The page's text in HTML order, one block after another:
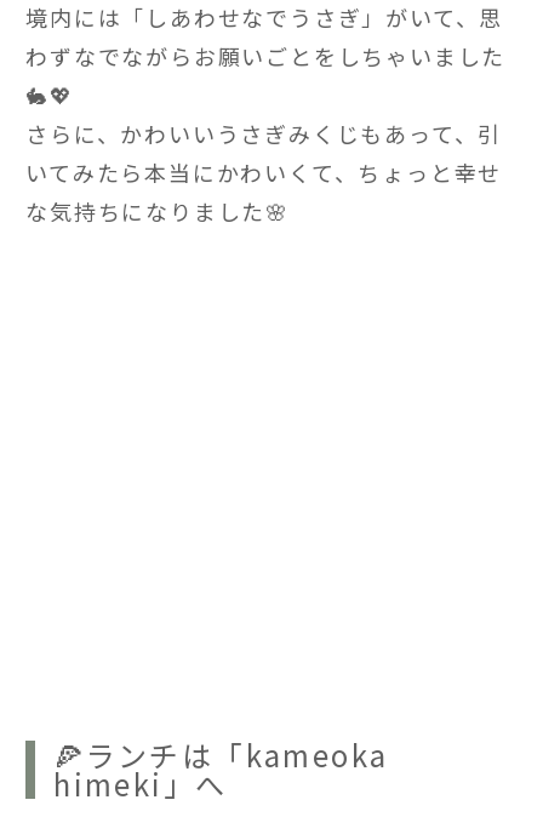
境内には「しあわせなでうさぎ」がいて、思
わずなでながらお願いごとをしちゃいました
🐇💖
さらに、かわいいうさぎみくじもあって、引
いてみたら本当にかわいくて、ちょっと幸せ
な気持ちになりました🌸
🍕ランチは「kameoka
himeki」へ